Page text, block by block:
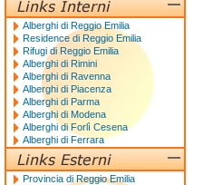
Alberghi di Reggio Emilia
Residence di Reggio Emilia
Rifugi di Reggio Emilia
Alberghi di Rimini
Alberghi di Ravenna
Alberghi di Piacenza
Alberghi di Parma
Alberghi di Modena
Alberghi di Forlì Cesena
Alberghi di Ferrara
Provincia di Reggio Emilia